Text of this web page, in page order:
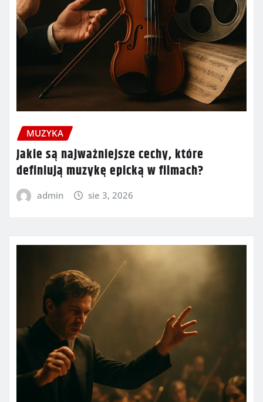
MUZYKA
Jakie są najważniejsze cechy, które
definiują muzykę epicką w filmach?
admin sie 3, 2026